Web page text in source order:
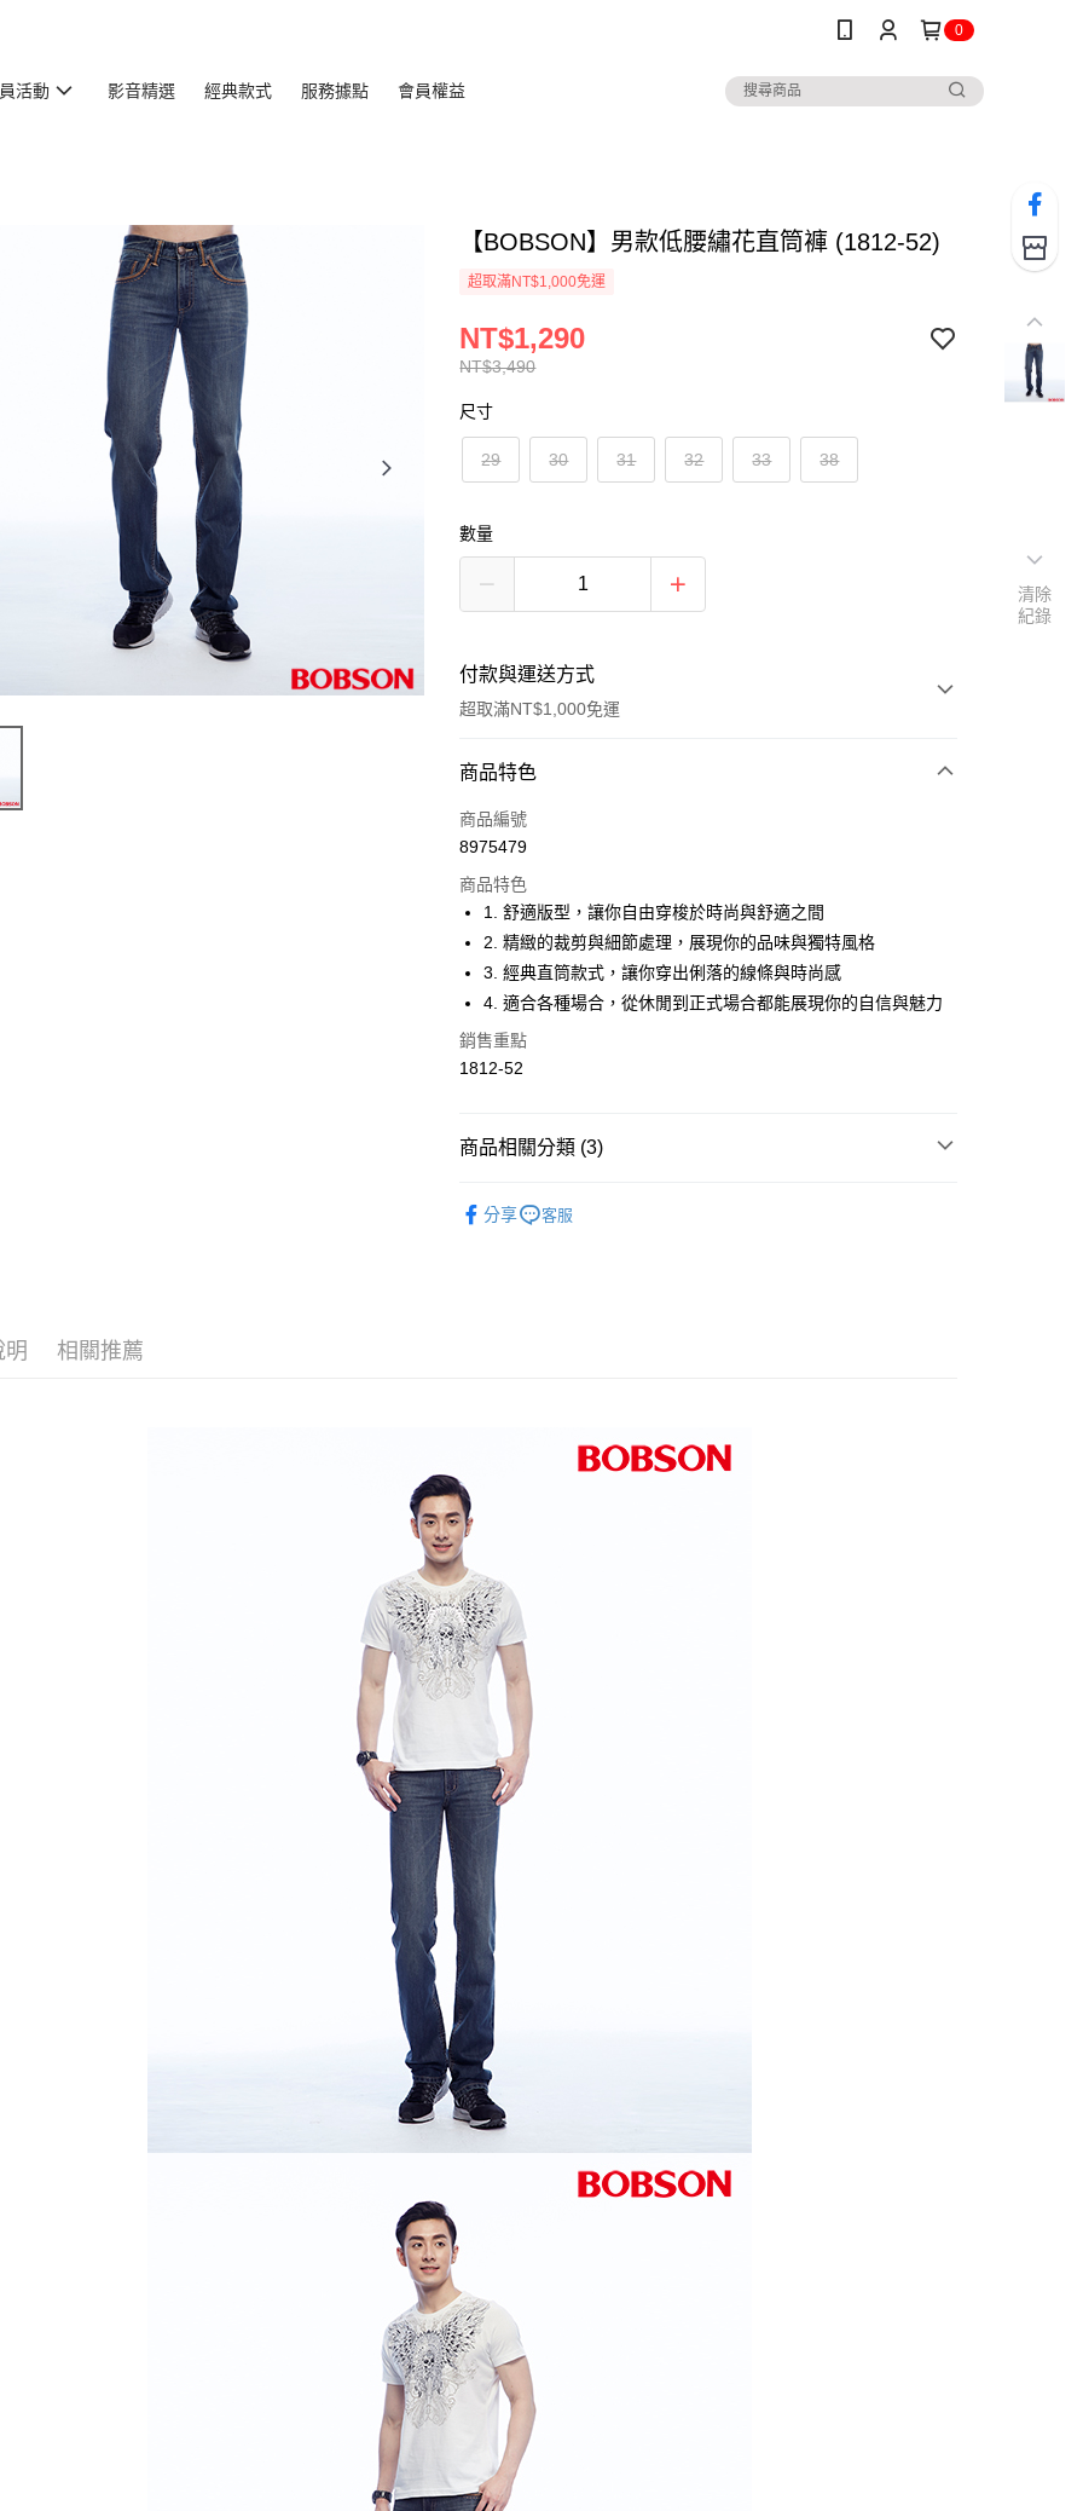
0
活動 影音精選 經典款式 服務據點 會員權益
【BOBSON】男款低腰繡花直筒褲 (1812-52)
超取滿NT$1,000免運
NT$3,490
NT$1,290
尺寸
29 30 31 32 33 38
數量
付款與運送方式
超取滿NT$1,000免運
付款方式
信用卡一次付款
ATM付款
運送方式
付款後全家取貨
每筆NT$60，滿NT$1,000(含以上)免運費
每筆NT$60，滿NT$1,000(含以上)免運費
每筆NT$60，滿NT$1,000(含以上)免運費
商品特色
商品編號
8975479
商品特色
1. 舒適版型，讓你自由穿梭於時尚與舒適之間
2. 精緻的裁剪與細節處理，展現你的品味與獨特風格
3. 經典直筒款式，讓你穿出俐落的線條與時尚感
4. 適合各種場合，從休閒到正式場合都能展現你的自信與魅力
銷售重點
1812-52
商品相關分類 (3)
分享 客服
明 相關推薦
清除
紀錄